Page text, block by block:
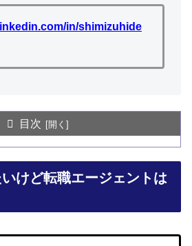
in/shimizuhide
目次
けど転職エージェントは